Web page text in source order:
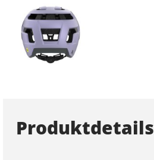
Produktdetails